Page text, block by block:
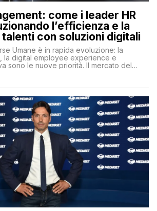
come i leader HR
l’efficienza e la
con soluzioni digitali
Umane è in rapida evoluzione: la
la digital employee experience e
sono le nuove priorità. Il mercato del
è sempre più competitivo con una lotta